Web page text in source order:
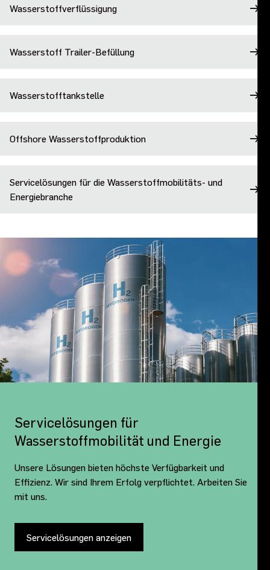
Wasserstoffverflüssigung
Wasserstoff Trailer-Befüllung
Wasserstofftankstelle
Offshore Wasserstoffproduktion
Servicelösungen für die Wasserstoffmobilitäts- und
Energiebranche
Servicelösungen für
Wasserstoffmobilität und Energie
Unsere Lösungen bieten höchste Verfügbarkeit und
Effizienz. Wir sind Ihrem Erfolg verpflichtet. Arbeiten Sie
mit uns.
Servicelösungen anzeigen